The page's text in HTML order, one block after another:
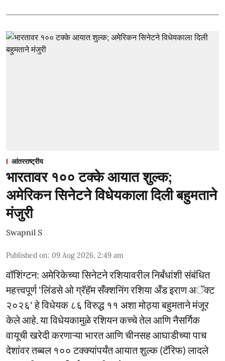
आंतरराष्ट्रीय
भारतावर १०० टक्के आयात शुल्क;
अमेरिकन सिनेटने विधेयकाला दिली बहुमताने
मंजुरी
Swapnil S
Published on: 09 Aug 2026, 2:49 am
वॉशिंग्टन: अमेरिकेच्या सिनेटने रशियावरील निर्बंधांशी संबंधित
महत्त्वपूर्ण 'लिंडसे ओ ग्रॅहॅम सँक्शनिंग रशिया अँड इराण अॅक्ट
२०२६' हे विधेयक ८६ विरुद्ध ११ अशा मोठ्या बहुमताने मंजूर
केले आहे. या विधेयकामुळे रशियन कच्चे तेल आणि नैसर्गिक
वायूची खरेदी करणाऱ्या भारत आणि चीनसह आघाडीच्या पाच
देशांवर तब्बल १०० टक्क्यांपर्यंत आयात शुल्क (टॅरिफ) लादले